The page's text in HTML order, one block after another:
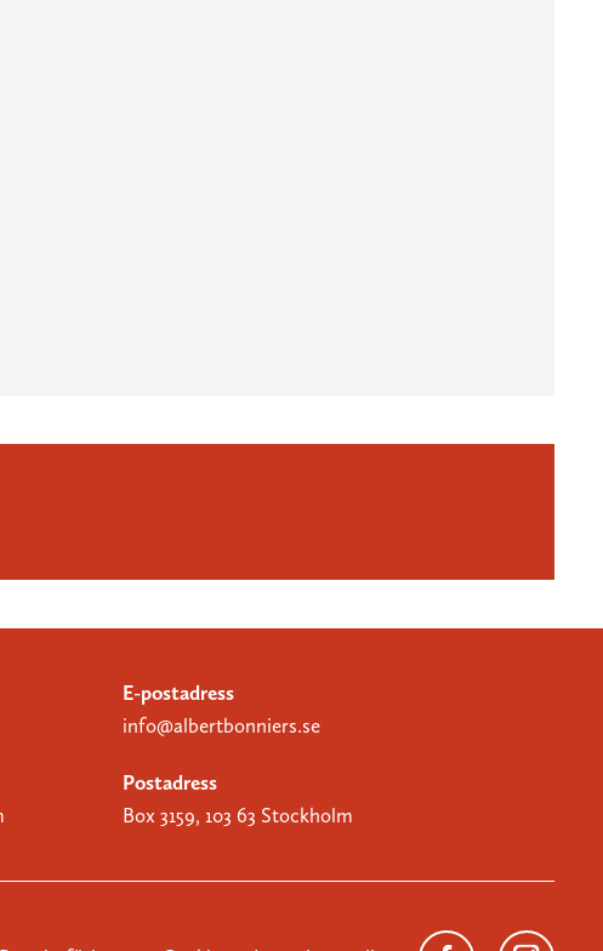
E-postadress
info@albertbonniers.se
Postadress
Box 3159, 103 63 Stockholm